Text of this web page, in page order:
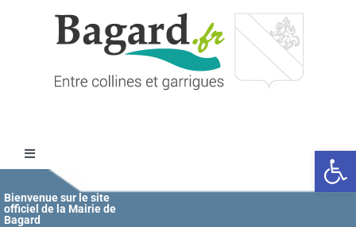
Ouvrir
Toggle
Navigation
Accueil
Bienvenue sur le site
officiel de la Mairie de
Bagard